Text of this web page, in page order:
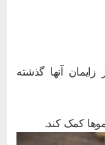
آنها گذشته
کمک کند.